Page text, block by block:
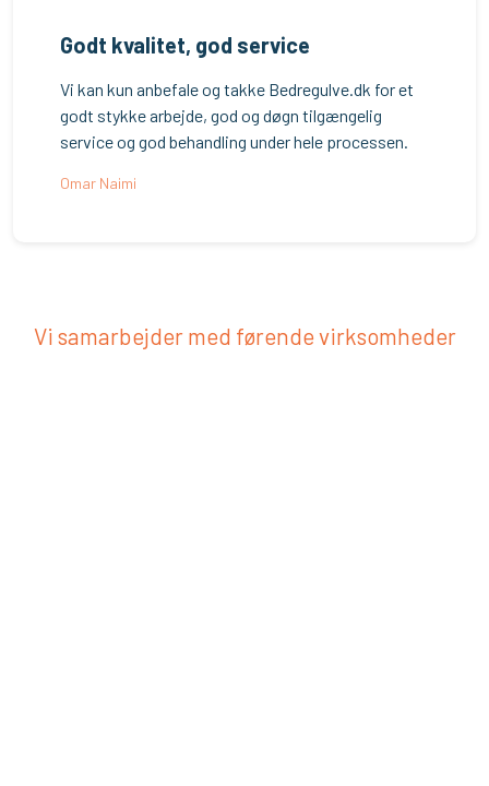
Godt kvalitet, god service
Vi kan kun anbefale og takke Bedregulve.dk for et
godt stykke arbejde, god og døgn tilgængelig
service og god behandling under hele processen.
Omar Naimi
Vi samarbejder med førende virksomheder​